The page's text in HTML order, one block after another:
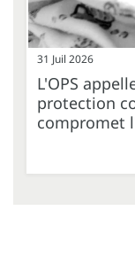
31 Juil 2026
L'OPS
protection
compromet